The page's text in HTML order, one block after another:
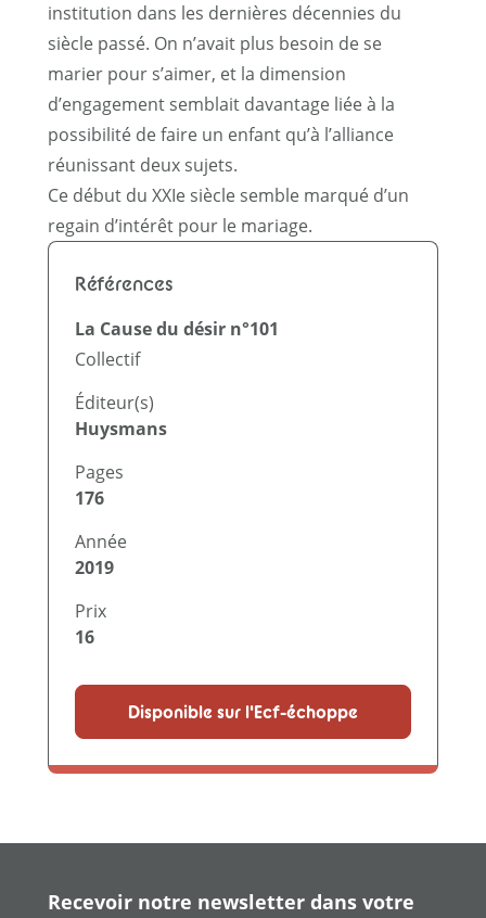
institution dans les dernières décennies du
siècle passé. On n’avait plus besoin de se
marier pour s’aimer, et la dimension
d’engagement semblait davantage liée à la
possibilité de faire un enfant qu’à l’alliance
réunissant deux sujets.
Ce début du XXIe siècle semble marqué d’un
regain d’intérêt pour le mariage.
Références
La Cause du désir n°101
Collectif
Éditeur(s)
Huysmans
Pages
176
Année
2019
Prix
16
Disponible sur l'Ecf-échoppe
Recevoir notre newsletter dans votre